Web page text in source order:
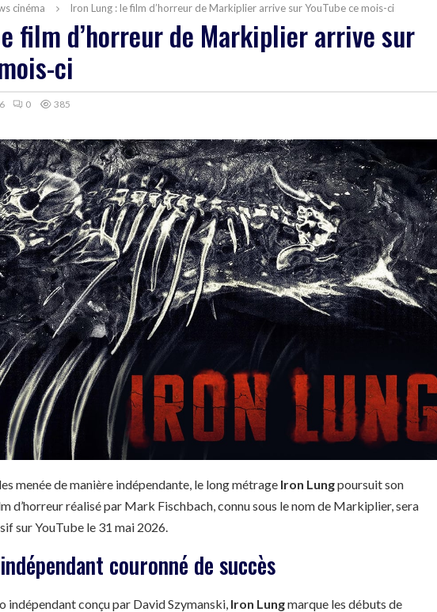
cinéma Iron Lung : le film d’horreur de Markiplier arrive sur YouTube ce mois-ci
film d’horreur de Markiplier arrive sur
ci
0 385
menée de manière indépendante, le long métrage Iron Lungpoursuit son
d’horreur réalisé par Mark Fischbach, connu sous le nom de Markiplier, sera
sur YouTube le 31 mai 2026.
couronné de succès
indépendant conçu par David Szymanski, Iron Lungmarque les débuts de